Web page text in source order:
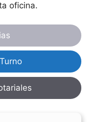
oficina.